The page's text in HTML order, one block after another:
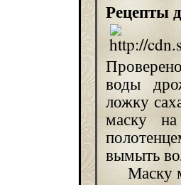
Рецепты
воды
ложку
маску
вымыть
Маску